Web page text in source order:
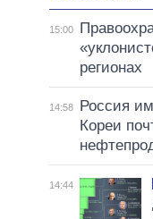
15:00
регионах
14:58
Россия
Кореи
14:44